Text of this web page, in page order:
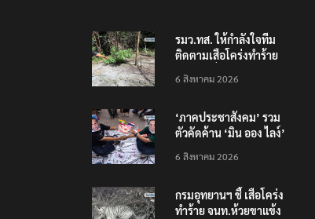
รมว.ทส. ให้กำลังใจทีม
ติดตามเสือโคร่งทำร้าย
6 สิงหาคม 2026
‘ภาคประชาสังคม’ รวม
ตัวคัดค้าน ‘มิน ออง ไลง์’
ต้อนรับอาชญากร’
6 สิงหาคม 2026
กรมอุทยานฯ ชี้ เสือโคร่ง
ทำร้าย จนท.ห้วยขาแข้ง